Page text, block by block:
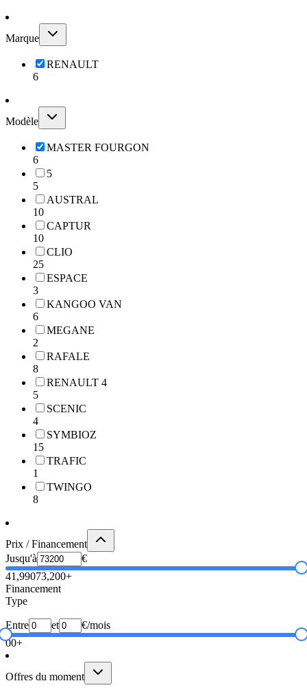
Marque
RENAULT
6
Modèle
MASTER FOURGON
6
5
5
AUSTRAL
10
CAPTUR
10
CLIO
25
ESPACE
3
KANGOO VAN
6
MEGANE
2
RAFALE
8
RENAULT 4
5
SCENIC
4
SYMBIOZ
15
TRAFIC
1
TWINGO
8
Prix / Financement
Jusqu'à
€
41,99073,200+
Financement
Type
Entre et
€/mois
00+
Offres du moment